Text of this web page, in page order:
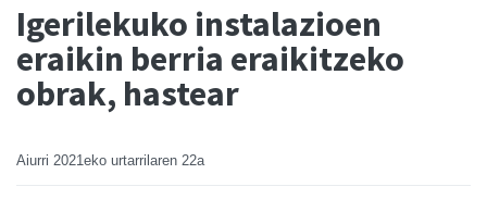
Igerilekuko instalazioen
eraikin berria eraikitzeko
obrak, hastear
Aiurri 2021eko urtarrilaren 22a